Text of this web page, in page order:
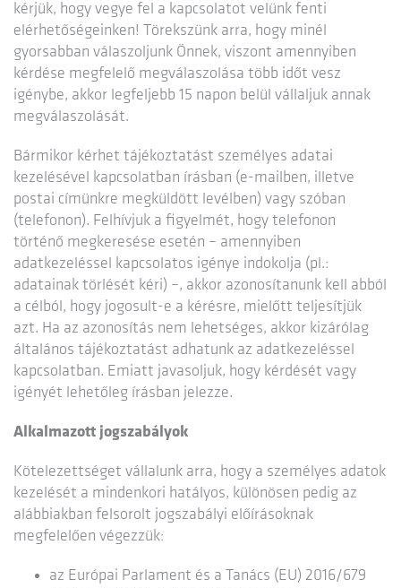
kérjük, hogy vegye fel a kapcsolatot velünk fenti
elérhetőségeinken! Törekszünk arra, hogy minél
gyorsabban válaszoljunk Önnek, viszont amennyiben
kérdése megfelelő megválaszolása több időt vesz
igénybe, akkor legfeljebb 15 napon belül vállaljuk annak
megválaszolását.
Bármikor kérhet tájékoztatást személyes adatai
kezelésével kapcsolatban írásban (e-mailben, illetve
postai címünkre megküldött levélben) vagy szóban
(telefonon). Felhívjuk a figyelmét, hogy telefonon
történő megkeresése esetén – amennyiben
adatkezeléssel kapcsolatos igénye indokolja (pl.:
adatainak törlését kéri) –, akkor azonosítanunk kell abból
a célból, hogy jogosult-e a kérésre, mielőtt teljesítjük
azt. Ha az azonosítás nem lehetséges, akkor kizárólag
általános tájékoztatást adhatunk az adatkezeléssel
kapcsolatban. Emiatt javasoljuk, hogy kérdését vagy
igényét lehetőleg írásban jelezze.
Alkalmazott jogszabályok
Kötelezettséget vállalunk arra, hogy a személyes adatok
kezelését a mindenkori hatályos, különösen pedig az
alábbiakban felsorolt jogszabályi előírásoknak
megfelelően végezzük:
az Európai Parlament és a Tanács (EU) 2016/679